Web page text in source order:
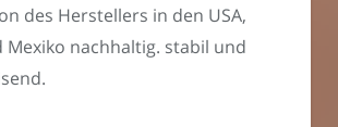
des Herstellers in den USA,
Mexiko nachhaltig. stabil und